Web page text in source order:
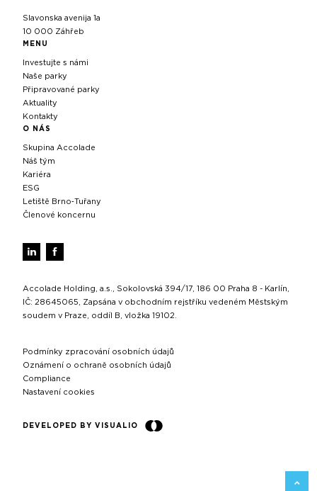
Slavonska avenija 1a
10 000 Záhřeb
MENU
Investujte s námi
Naše parky
Připravované parky
Aktuality
Kontakty
O NÁS
Skupina Accolade
Náš tým
Kariéra
ESG
Letiště Brno‑Tuřany
Členové koncernu
Accolade Holding, a.s., Sokolovská 394/17, 186 00 Praha 8 - Karlín,
IČ: 28645065, Zapsána v obchodním rejstříku vedeném Městským
soudem v Praze, oddíl B, vložka 19102.
Podmínky zpracování osobních údajů
Oznámení o ochraně osobních údajů
Compliance
Nastavení cookies
DEVELOPED BY VISUALIO
ZPĚT